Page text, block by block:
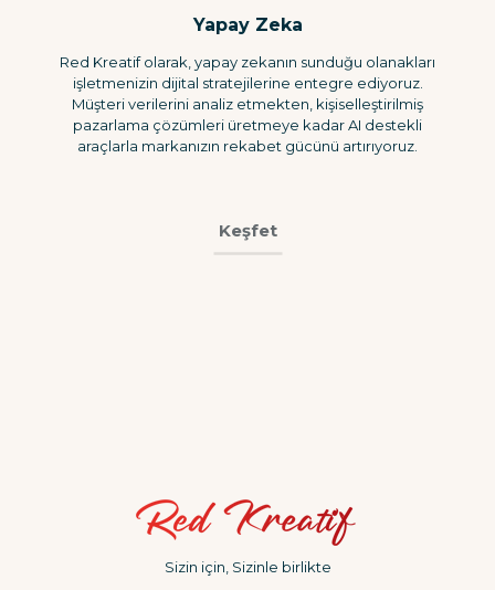
Yapay Zeka
Red Kreatif olarak, yapay zekanın sunduğu olanakları
işletmenizin dijital stratejilerine entegre ediyoruz.
Müşteri verilerini analiz etmekten, kişiselleştirilmiş
pazarlama çözümleri üretmeye kadar AI destekli
araçlarla markanızın rekabet gücünü artırıyoruz.
Keşfet
Sizin için, Sizinle birlikte